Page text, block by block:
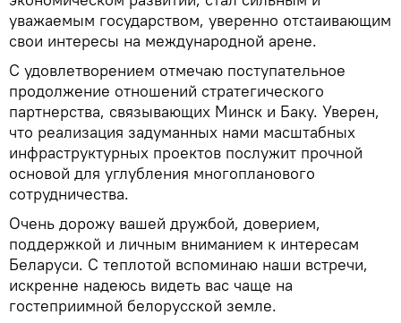
уважаемым государством, уверенно отстаивающим
свои интересы на международной арене.
С удовлетворением отмечаю поступательное
продолжение отношений стратегического
партнерства, связывающих Минск и Баку. Уверен,
что реализация задуманных нами масштабных
инфраструктурных проектов послужит прочной
основой для углубления многопланового
сотрудничества.
Очень дорожу вашей дружбой, доверием,
поддержкой и личным вниманием к интересам
Беларуси. С теплотой вспоминаю наши встречи,
искренне надеюсь видеть вас чаще на
гостеприимной белорусской земле.